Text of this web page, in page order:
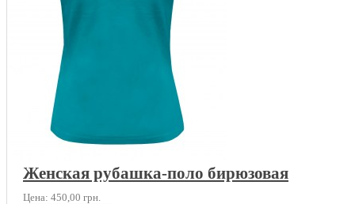
Женская рубашка-поло бирюзовая
Цена: 450,00 грн.